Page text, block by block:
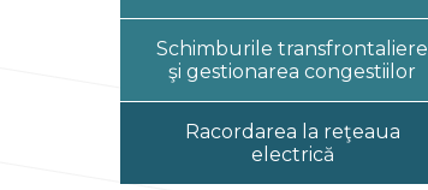
Calitatea serviciilor
Schimburile transfrontaliere
şi gestionarea congestiilor
Informații generale
Racordarea la reţeaua
electrică